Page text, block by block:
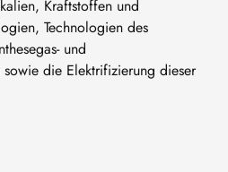
Kraftstoffen und
Technologien des
und
sowie die Elektrifizierung dieser